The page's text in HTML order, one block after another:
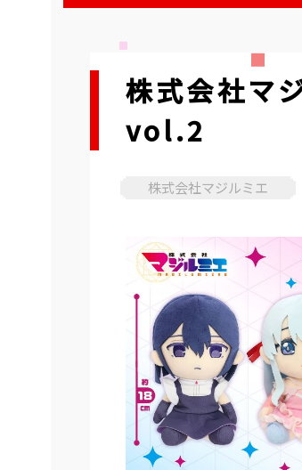
株式会社マ
vol.2
株式会社マジルミエ